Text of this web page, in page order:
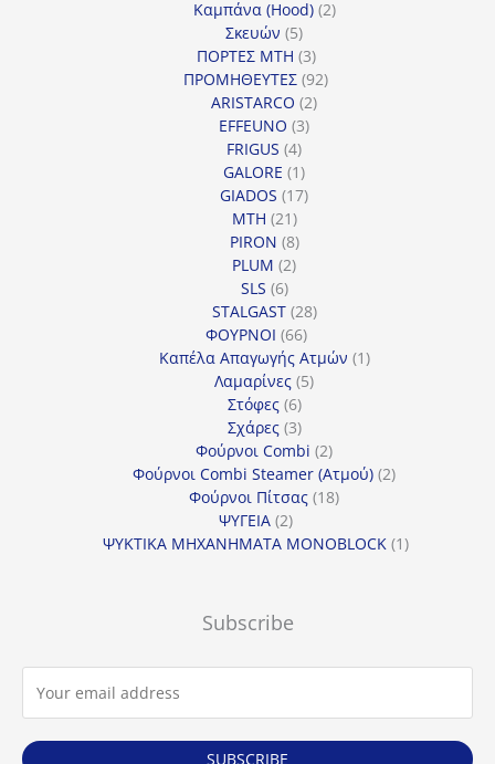
Καμπάνα (Hood) 22
Σκευών 55
προϊόντα
ΠΟΡΤΕΣ MTH 33
προϊόντα
ΠΡΟΜΗΘΕΥΤΕΣ 9292
ARISTARCO 22
EFFEUNO 33
FRIGUS 44
προϊόντα
GALORE 11
προϊόν
GIADOS 1717
MTH 2121
προϊόντα
PIRON 88
προϊόντα
PLUM 22
SLS 66
προϊόντα
STALGAST 2828
ΦΟΥΡΝΟΙ 6666
προϊόντα
Καπέλα Απαγωγής Ατμών 11
Λαμαρίνες 55
Στόφες 66
προϊόντα
Σχάρες 33
προϊόντα
Φούρνοι Combi 22
προϊόντα
Φούρνοι Combi Steamer (Ατμού) 22
Φούρνοι Πίτσας 1818
ΨΥΓΕΙΑ 22
προϊόντα
ΨΥΚΤΙΚΑ ΜΗΧΑΝΗΜΑΤΑ MONOBLOCK 11
Subscribe
SUBSCRIBE